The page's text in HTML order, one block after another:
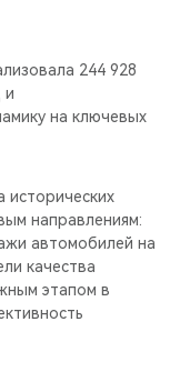
244 928
и
на ключевых
исторических
направлениям:
автомобилей на
качества
этапом в